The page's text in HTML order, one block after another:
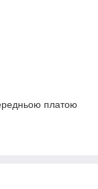
платою